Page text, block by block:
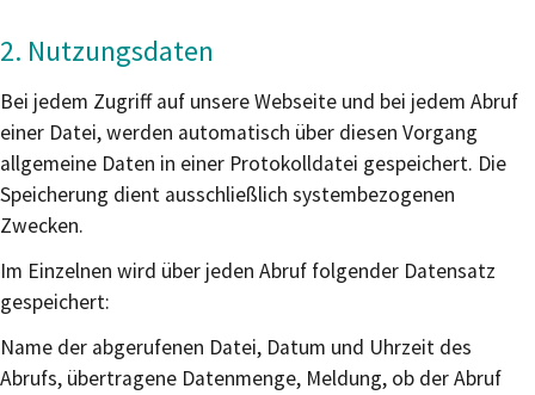
2. Nutzungsdaten
Bei jedem Zugriff auf unsere Webseite und bei jedem Abruf
einer Datei, werden automatisch über diesen Vorgang
allgemeine Daten in einer Protokolldatei gespeichert. Die
Speicherung dient ausschließlich systembezogenen
Zwecken.
Im Einzelnen wird über jeden Abruf folgender Datensatz
gespeichert:
Name der abgerufenen Datei, Datum und Uhrzeit des
Abrufs, übertragene Datenmenge, Meldung, ob der Abruf